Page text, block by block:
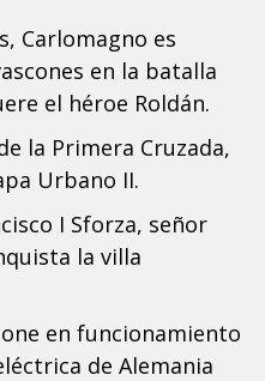
Carlomagno es
en la batalla
el héroe Roldán.
la Primera Cruzada,
Urbano II.
I Sforza, señor
la villa
en funcionamiento
de Alemania